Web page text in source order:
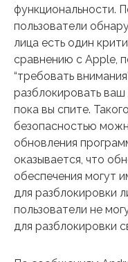
функциональности.
пользователи
лица есть один
сравнению с Apple,
“требовать
разблокировать ваш
пока вы спите.
безопасностью
обновления
оказывается, что
обеспечения могут
для разблокировки
пользователи не
для разблокировки